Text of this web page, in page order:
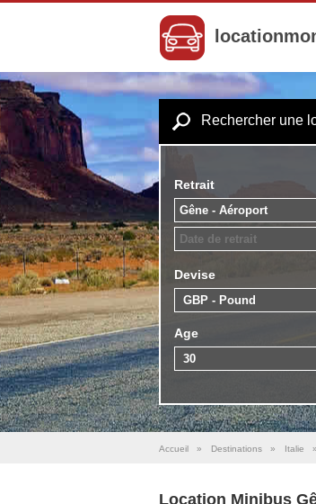
Rechercher une
Retrait
Devise
Age
Accueil » Destinations » Italie »
Location Minibus